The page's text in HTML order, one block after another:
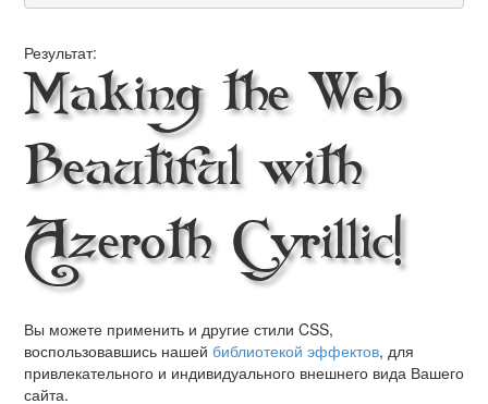
Результат:
Making the Web
Beautiful with
Azeroth Cyrillic!
Вы можете применить и другие стили CSS,
воспользовавшись нашей библиотекой эффектов, для
привлекательного и индивидуального внешнего вида Вашего
сайта.